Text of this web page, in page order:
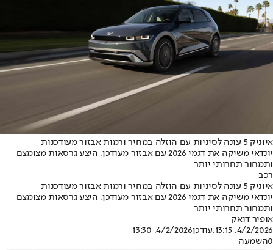
איוניק 5 עונה לסיניות עם הוזלה במחיר ורמות אבזור מעודכנות
יונדאי משיקה את דגמי 2026 עם אבזור מעודכן, היצע גרסאות מצומצם
ותמחור תחרותי יותר
רכב
איוניק 5 עונה לסיניות עם הוזלה במחיר ורמות אבזור מעודכנות
יונדאי משיקה את דגמי 2026 עם אבזור מעודכן, היצע גרסאות מצומצם
ותמחור תחרותי יותר
אופיר דואק
4/2/2026, 13:15
,עודכן4/2/2026, 13:30
0השמעה